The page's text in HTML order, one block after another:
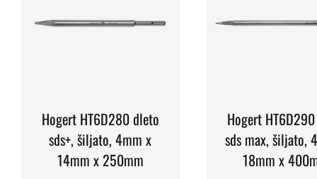
Hogert HT6D280 dleto
sds+, šiljato, 4mm x
14mm x 250mm
Hogert
sds max, šiljato,
18mm x